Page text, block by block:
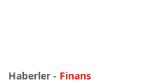
Haberler - Finans